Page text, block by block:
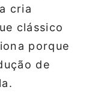
cria
clássico
porque
de